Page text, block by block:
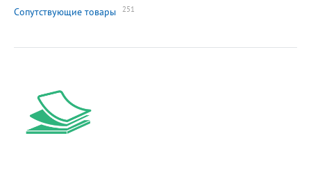
Сопутствующие товары 251